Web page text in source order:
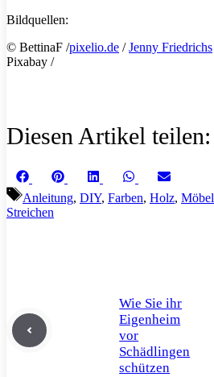
Bildquellen:
© BettinaF /pixelio.de /Jenny Friedrichs
Pixabay /
Diesen Artikel teilen:
Share
on
FacebookShare
Pinterest Share
on
LinkedInShare
on
WhatsApp
Share
on
Schlagwörter
Anleitung, DIY, Farben, Holz, Möbel
Streichen
Wie Sie ihr
Eigenheim
vor
Schädlingen
schützen